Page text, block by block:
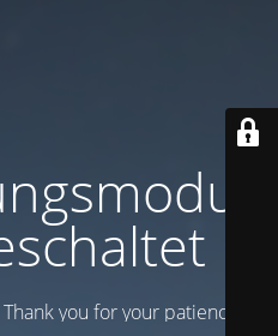
you for your patience!